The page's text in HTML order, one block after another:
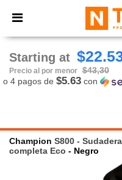
× App de Ntextil
¡Mejores precios en
Starting at
Precio al por menor $43,30
o 4 pagos de $5.63 con
Champion S800 -
completa Eco - Negro